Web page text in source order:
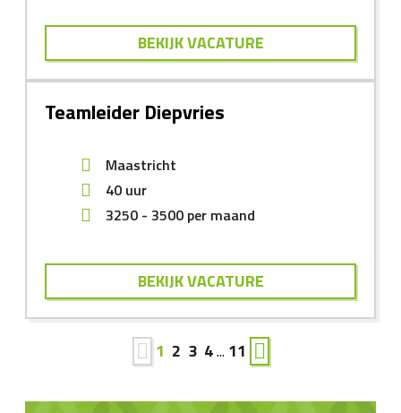
BEKIJK VACATURE
Teamleider Diepvries
Maastricht
40 uur
3250 - 3500 per maand
BEKIJK VACATURE
1 2 3 4... 11